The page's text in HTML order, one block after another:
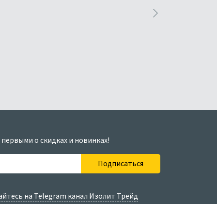
о скидках и новинках!
Подписаться
на Telegram канал Изолит Трейд